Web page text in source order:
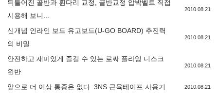
뒤틀어진 골반과 휜다리 교정, 골반교정 압박벨트 직접
시용해 보니...
2010.08.21
신개념 인라인 보드 유고보드(U-GO BOARD) 추진력
의 비밀
2010.08.21
안전하고 재미있게 즐길 수 있는 로싸 플라잉 디스크
원반
2010.08.21
앞으로 더 이상 통증은 없다. 3NS 근육테이프 사용기 2010.08.21